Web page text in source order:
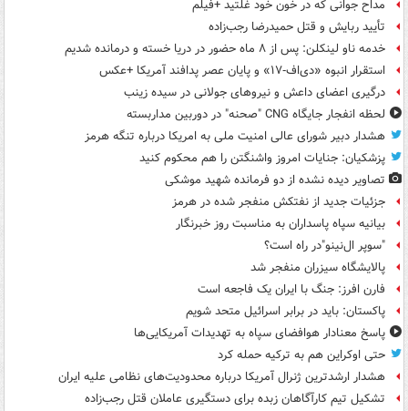
مداح جوانی که در خون خود غلتید +فیلم
تأیید ربایش و قتل حمیدرضا رجب‌زاده
خدمه ناو لینکلن: پس از ۸ ماه حضور در دریا خسته و درمانده‌ شدیم
استقرار انبوه «دی‌اف‑۱۷» و پایان عصر پدافند آمریکا +عکس
درگیری اعضای داعش و نیروهای جولانی در سیده زینب
لحظه انفجار جایگاه CNG "صحنه" در دوربین مداربسته
هشدار دبیر شورای عالی امنیت ملی به امریکا درباره تنگه هرمز
پزشکیان: جنایات امروز واشنگتن را هم محکوم کنید
تصاویر دیده‌ نشده از دو فرمانده شهید موشکی
جزئیات جدید از نفتکش منفجر شده در هرمز
بیانیه سپاه پاسداران به مناسبت روز خبرنگار
"سوپر ال‌نینو"در راه است؟
پالایشگاه سیزران منفجر شد
فارن افرز: جنگ با ایران یک فاجعه است
پاکستان: باید در برابر اسرائیل متحد شویم
پاسخ معنادار هوافضای سپاه به تهدیدات آمریکایی‌ها
حتی اوکراین هم به ترکیه حمله کرد
هشدار ارشدترین ژنرال آمریکا درباره محدودیت‌های نظامی علیه ایران
تشکیل تیم کارآگاهان زبده برای دستگیری عاملان قتل رجب‌زاده